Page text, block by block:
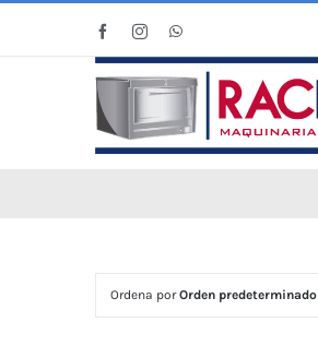
FacebookInstagramWhatsApp
Ordena porOrden predeterminado